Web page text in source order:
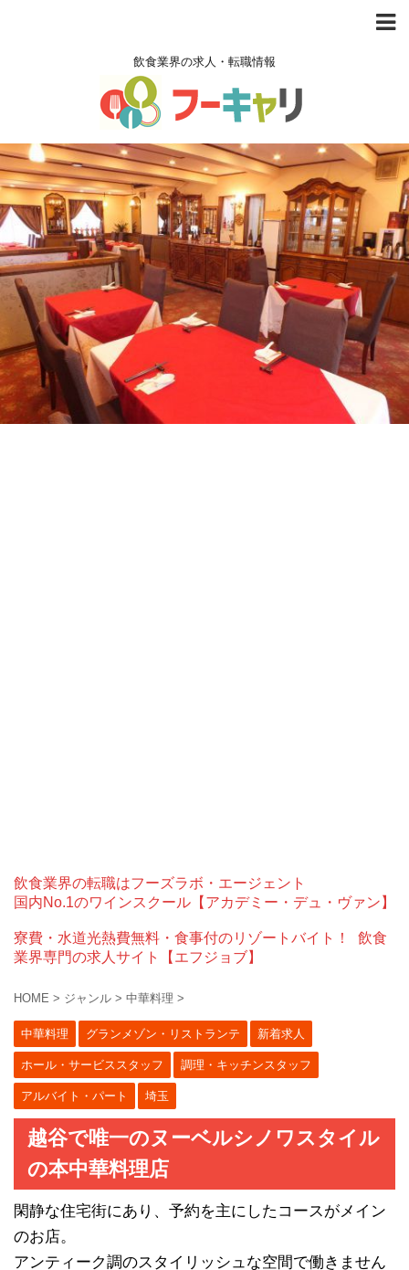
飲食業界の求人・転職情報
飲食業界の転職はフーズラボ・エージェント
国内No.1のワインスクール【アカデミー・デュ・ヴァン】
寮費・水道光熱費無料・食事付のリゾートバイト！
飲食
業界専門の求人サイト【エフジョブ】
HOME > ジャンル > 中華料理 >
中華料理 グランメゾン・リストランテ 新着求人
ホール・サービススタッフ 調理・キッチンスタッフ
アルバイト・パート 埼玉
越谷で唯一のヌーベルシノワスタイル
の本中華料理店
閑静な住宅街にあり、予約を主にしたコースがメイン
のお店。
アンティーク調のスタイリッシュな空間で働きません